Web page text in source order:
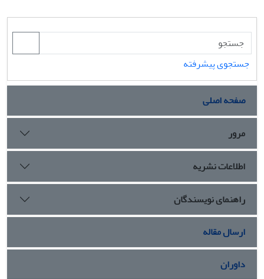
جستجوی پیشرفته
صفحه اصلی
مرور
اطلاعات نشریه
راهنمای نویسندگان
ارسال مقاله
داوران